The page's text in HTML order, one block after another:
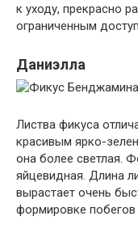
к уходу, прекрасно
ограниченным
Даниэлла
Листва фикуса
красивым ярко-
она более светлая.
яйцевидная. Длина
вырастает очень
формировке побегов